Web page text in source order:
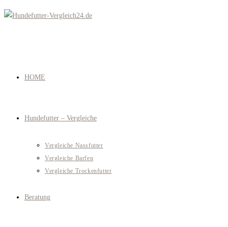
Zum
HOME
Hundefutter – Vergleiche
Vergleiche Nassfutter
Vergleiche Barfen
Vergleiche Trockenfutter
Beratung